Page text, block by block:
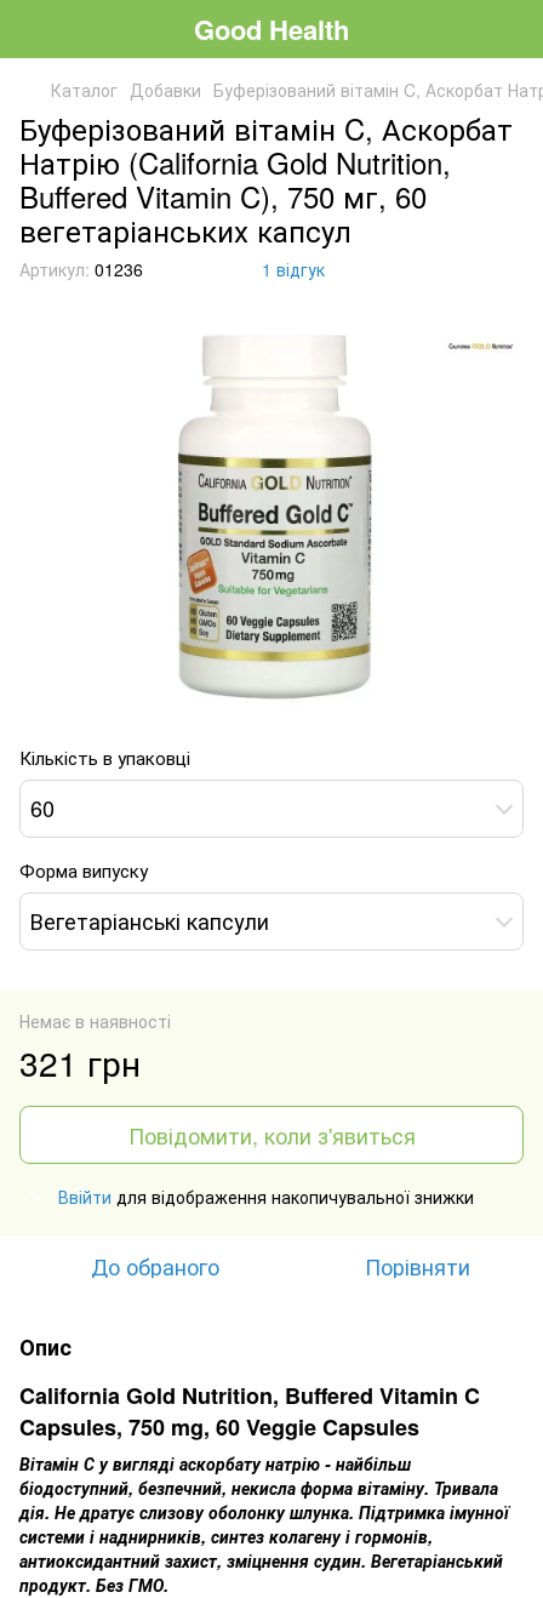
Good Health
Каталог Добавки Буферізований вітамін C, Аскорбат
Буферізований вітамін C, Аскорбат
Натрію (California Gold Nutrition,
Buffered Vitamin C), 750 мг, 60
вегетаріанських капсул
Артикул: 01236 1 відгук
Кількість в упаковці
60
Форма випуску
Вегетаріанські капсули
Немає в наявності
321 грн
Повідомити, коли з'явиться
Ввійти для відображення накопичувальної знижки
До обраного Порівняти
Опис
California Gold Nutrition, Buffered Vitamin C
Capsules, 750 mg, 60 Veggie Capsules
Вітамін С у вигляді аскорбату натрію - найбільш
біодоступний, безпечний, некисла форма вітаміну. Тривала
дія. Не дратує слизову оболонку шлунка. Підтримка імунної
системи і наднирників, синтез колагену і гормонів,
антиоксидантний захист, зміцнення судин. Вегетаріанський
продукт. Без ГМО.